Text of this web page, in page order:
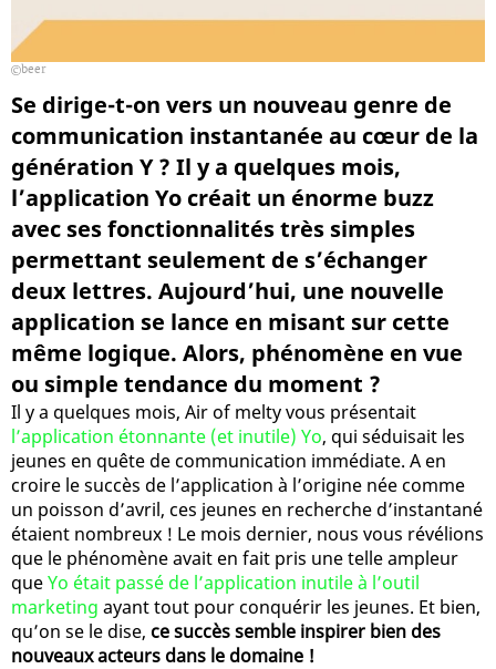
beer
Se dirige-t-on vers un nouveau genre de
communication instantanée au cœur de la
génération Y ? Il y a quelques mois,
l’application Yo créait un énorme buzz
avec ses fonctionnalités très simples
permettant seulement de s’échanger
deux lettres. Aujourd’hui, une nouvelle
application se lance en misant sur cette
même logique. Alors, phénomène en vue
ou simple tendance du moment ?
Il y a quelques mois, Air of melty vous présentait
l’application étonnante (et inutile) Yo, qui séduisait les
jeunes en quête de communication immédiate. A en
croire le succès de l’application à l’origine née comme
un poisson d’avril, ces jeunes en recherche d’instantané
étaient nombreux ! Le mois dernier, nous vous révélions
que le phénomène avait en fait pris une telle ampleur
queYo était passé de l’application inutile à l’outil
marketing ayant tout pour conquérir les jeunes. Et bien,
qu’on se le dise, ce succès semble inspirer bien des
nouveaux acteurs dans le domaine !